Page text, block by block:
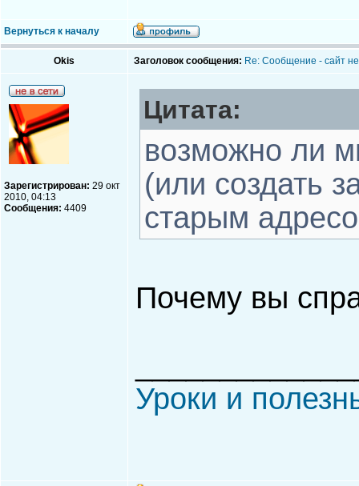
Вернуться к началу
Okis Заголовок сообщения: Re: Сообщение - сайт
Зарегистрирован: 29 окт
2010, 04:13
Сообщения: 4409
Цитата:
возможно ли
(или создать
старым
Почему вы
Уроки и